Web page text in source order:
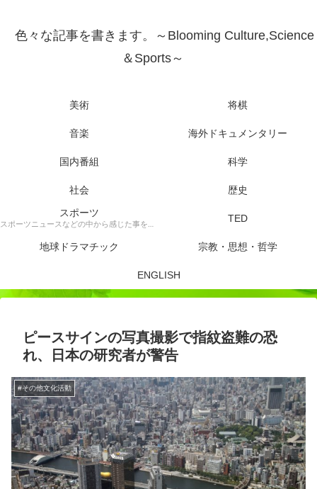
色々な記事を書きます。～Blooming Culture,Science
＆Sports～
美術 将棋
音楽 海外ドキュメンタリー
国内番組 科学
社会
歴史
スポーツ
スポーツニュースなどの中から感じた事を書きます。 TED
地球ドラマチック 宗教・思想・哲学
ENGLISH
ピースサインの写真撮影で指紋盗難の恐
れ、日本の研究者が警告
#その他文化活動